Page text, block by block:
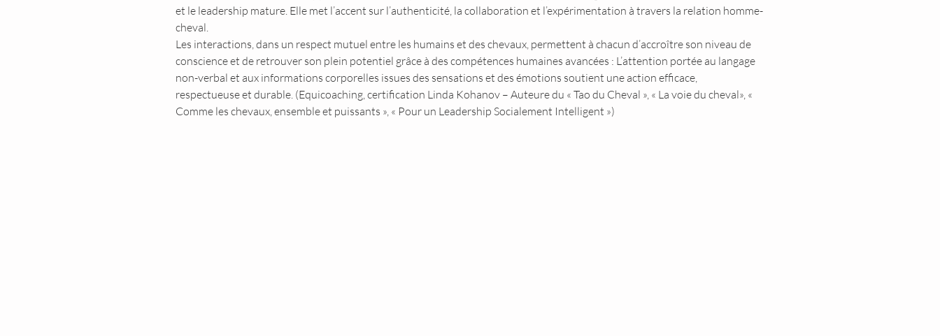
et le leadership mature. Elle met l’accent sur l’authenticité, la collaboration et l’expérimentation à travers la relation homme-
cheval.
Les interactions, dans un respect mutuel entre les humains et des chevaux, permettent à chacun d’accroître son niveau de
conscience et de retrouver son plein potentiel grâce à des compétences humaines avancées : L’attention portée au langage
non-verbal et aux informations corporelles issues des sensations et des émotions soutient une action efficace,
respectueuse et durable. (Equicoaching, certification Linda Kohanov – Auteure du « Tao du Cheval », « La voie du cheval», «
Comme les chevaux, ensemble et puissants », « Pour un Leadership Socialement Intelligent »)